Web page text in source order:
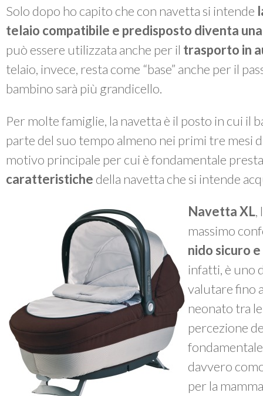
Solo dopo ho capito che con navetta si intende
telaio compatibile e predisposto diventa
può essere utilizzata anche per il trasporto in
telaio, invece, resta come “base” anche per il
bambino sarà più grandicello.
Per molte famiglie, la navetta è il posto in cui il
parte del suo tempo almeno nei primi tre mesi
motivo principale per cui è fondamentale
caratteristiche della navetta che si intende
Navetta XL,
massimo
nido sicuro
infatti, è uno
valutare fino
neonato tra
percezione
davvero
per la